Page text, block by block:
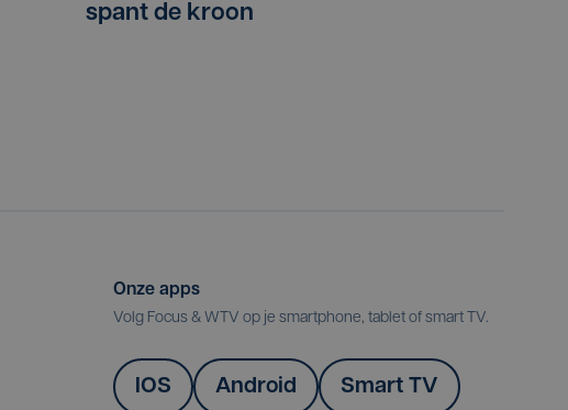
spant de kroon
Onze apps
Volg Focus & WTV op je smartphone, tablet of smart TV.
IOS Android Smart TV